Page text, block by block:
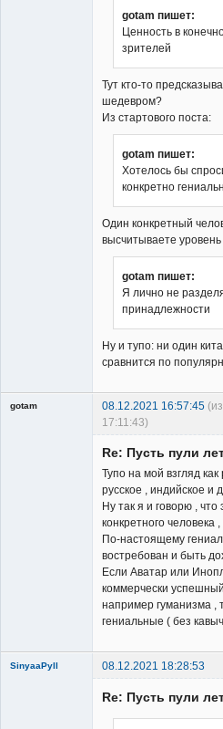
gotam пишет:
Ценность в
зрителей
Тут кто-то
шедевром?
Из стартового поста:
gotam пишет:
Хотелось бы
конкретно
Один конкретный
высчитываете
gotam пишет:
Я лично не
принадлежности
Ну и тупо: ни один
сравнится по
gotam 08.12.2021 16:57:45
17:11:43)
Re: Пусть пули
Тупо на мой взгляд
русское , индийское и
Ну так я и говорю , что
конкретного человека
По-настоящему
востребован и быть
Если Аватар или
коммерчески
например гуманизма ,
гениальные ( без
SinyaaPyll 08.12.2021 18:28:53
Re: Пусть пули